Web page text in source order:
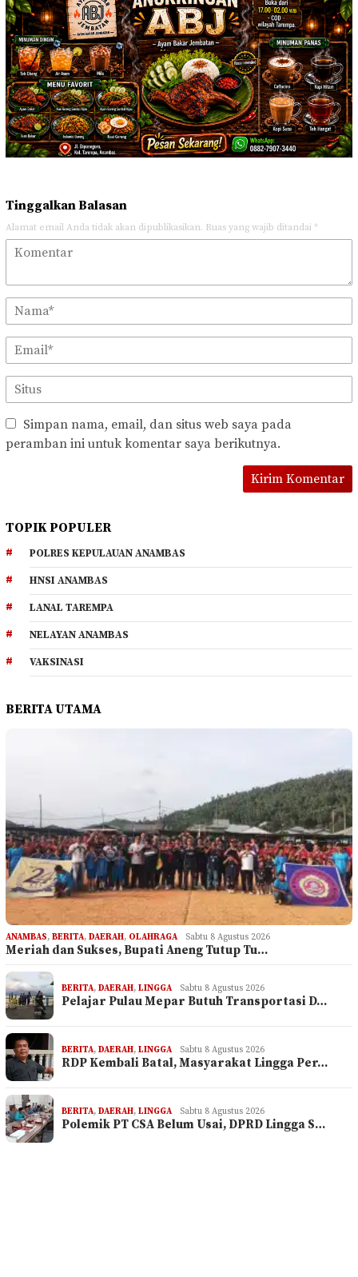
Tinggalkan Balasan
Alamat email Anda tidak akan dipublikasikan. Ruas yang wajib ditandai *
Simpan nama, email, dan situs web saya pada
peramban ini untuk komentar saya berikutnya.
TOPIK POPULER
POLRES KEPULAUAN ANAMBAS
HNSI ANAMBAS
LANAL TAREMPA
NELAYAN ANAMBAS
VAKSINASI
BERITA UTAMA
ANAMBAS, BERITA, DAERAH, OLAHRAGA Sabtu 8 Agustus 2026
Meriah dan Sukses, Bupati Aneng Tutup Tu…
BERITA, DAERAH, LINGGA Sabtu 8 Agustus 2026
Pelajar Pulau Mepar Butuh Transportasi D…
BERITA, DAERAH, LINGGA Sabtu 8 Agustus 2026
RDP Kembali Batal, Masyarakat Lingga Per…
BERITA, DAERAH, LINGGA Sabtu 8 Agustus 2026
Polemik PT CSA Belum Usai, DPRD Lingga S…